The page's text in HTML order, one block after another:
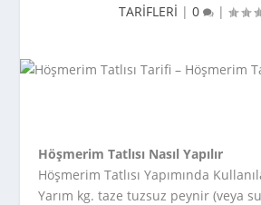
TARİFLERİ | 0 |
Höşmerim Tatlısı Nasıl Yapılır
Höşmerim Tatlısı Yapımında
Yarım kg. taze tuzsuz peynir (veya